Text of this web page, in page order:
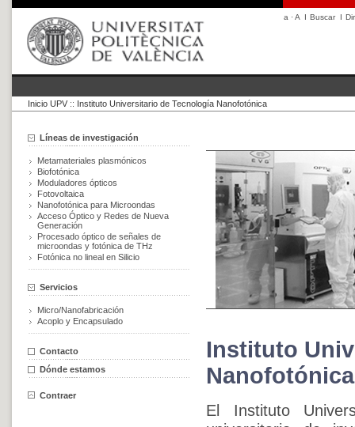
a ·A I BuscarI
Inicio UPV :: Instituto Universitario de Tecnología Nanofotónica
Líneas de investigación
Metamateriales plasmónicos
Biofotónica
Moduladores ópticos
Fotovoltaica
Nanofotónica para Microondas
Acceso Óptico y Redes de Nueva
Generación
Procesado óptico de señales de
microondas y fotónica de THz
Fotónica no lineal en Silicio
Servicios
Micro/Nanofabricación
Acoplo y Encapsulado
Contacto
Dónde estamos
Contraer
Instituto
Nanofotónica
El Instituto